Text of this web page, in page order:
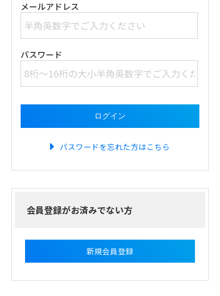
メールアドレス
パスワード
パスワードを忘れた方はこちら
会員登録がお済みでない方
新規会員登録